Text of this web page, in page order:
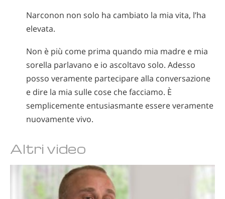
Narconon non solo ha cambiato la mia vita, l’ha
elevata.
Non è più come prima quando mia madre e mia
sorella parlavano e io ascoltavo solo. Adesso
posso veramente partecipare alla conversazione
e dire la mia sulle cose che facciamo. È
semplicemente entusiasmante essere veramente
nuovamente vivo.
Altri video